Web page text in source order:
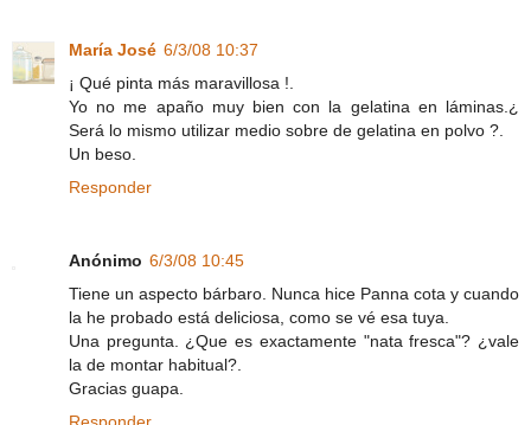
María José 6/3/08 10:37
¡ Qué pinta más maravillosa !.
Yo no me apaño muy bien con la gelatina en láminas.¿
Será lo mismo utilizar medio sobre de gelatina en polvo ?.
Un beso.
Responder
Anónimo 6/3/08 10:45
Tiene un aspecto bárbaro. Nunca hice Panna cota y cuando
la he probado está deliciosa, como se vé esa tuya.
Una pregunta. ¿Que es exactamente "nata fresca"? ¿vale
la de montar habitual?.
Gracias guapa.